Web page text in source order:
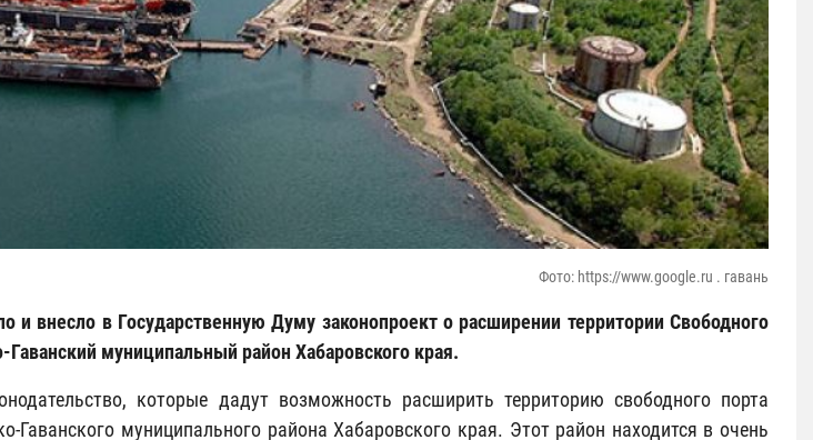
Фото: https://www.google.ru . гавань
и внесло в Государственную Думу законопроект о расширении территории Свободного
Гаванский муниципальный район Хабаровского края.
которые дадут возможность расширить территорию свободного порта
Гаванского муниципального района Хабаровского края. Этот район находится в очень